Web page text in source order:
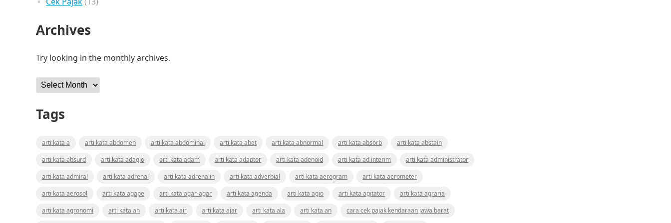
Archives
Try looking in the monthly archives.
Archives
Tags
arti kata a arti kata abdomen arti kata abdominal arti kata abet arti kata abnormal arti kata absorb
arti kata abstain
arti kata absurd
arti kata adagio arti kata adam arti kata adaptor arti kata adenoid arti kata ad interim
arti kata administrator
arti kata admiral
arti kata adrenal arti kata adrenalin arti kata adverbial arti kata aerogram
arti kata aerometer
arti kata aerosol
arti kata agape arti kata agar-agar arti kata agenda arti kata agio arti kata agitator
arti kata agraria
arti kata agronomi
arti kata ah arti kata air arti kata ajar arti kata ala arti kata an
cara cek pajak kendaraan jawa barat